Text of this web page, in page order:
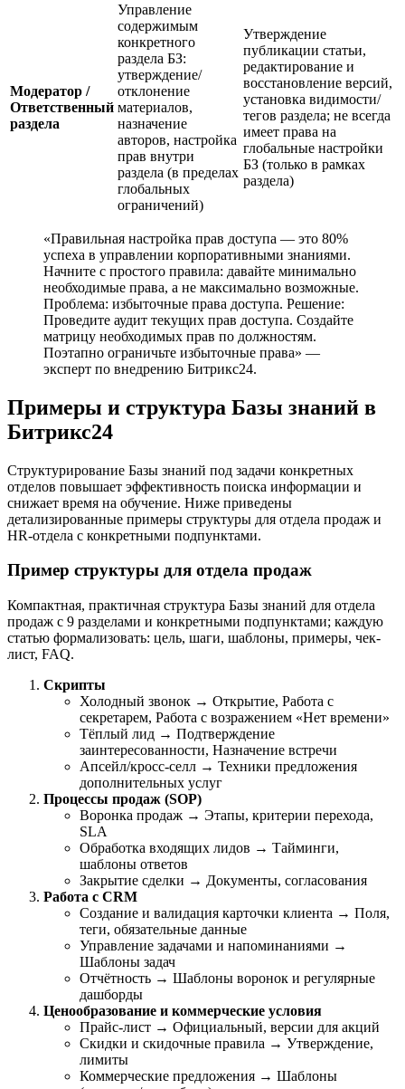
Модератор /
Ответственный
раздела
Управление
содержимым
конкретного
раздела БЗ:
утверждение/
отклонение
материалов,
назначение
авторов, настройка
прав внутри
раздела (в пределах
глобальных
ограничений)
Утверждение
публикации статьи,
редактирование и
восстановление версий,
установка видимости/
тегов раздела; не всегда
имеет права на
глобальные настройки
БЗ (только в рамках
раздела)
«Правильная настройка прав доступа — это 80%
успеха в управлении корпоративными знаниями.
Начните с простого правила: давайте минимально
необходимые права, а не максимально возможные.
Проблема: избыточные права доступа. Решение:
Проведите аудит текущих прав доступа. Создайте
матрицу необходимых прав по должностям.
Поэтапно ограничьте избыточные права» —
эксперт по внедрению Битрикс24.
Примеры и структура Базы знаний в
Битрикс24
Структурирование Базы знаний под задачи конкретных
отделов повышает эффективность поиска информации и
снижает время на обучение. Ниже приведены
детализированные примеры структуры для отдела продаж и
HR-отдела с конкретными подпунктами.
Пример структуры для отдела продаж
Компактная, практичная структура Базы знаний для отдела
продаж с 9 разделами и конкретными подпунктами; каждую
статью формализовать: цель, шаги, шаблоны, примеры, чек-
лист, FAQ.
Скрипты
Холодный звонок → Открытие, Работа с
секретарем, Работа с возражением «Нет времени»
Тёплый лид → Подтверждение
заинтересованности, Назначение встречи
Апсейл/кросс-селл → Техники предложения
дополнительных услуг
Процессы продаж (SOP)
Воронка продаж → Этапы, критерии перехода,
SLA
Обработка входящих лидов → Тайминги,
шаблоны ответов
Закрытие сделки → Документы, согласования
Работа с CRM
Создание и валидация карточки клиента → Поля,
теги, обязательные данные
Управление задачами и напоминаниями →
Шаблоны задач
Отчётность → Шаблоны воронок и регулярные
дашборды
Ценообразование и коммерческие условия
Прайс-лист → Официальный, версии для акций
Скидки и скидочные правила → Утверждение,
лимиты
Коммерческие предложения → Шаблоны